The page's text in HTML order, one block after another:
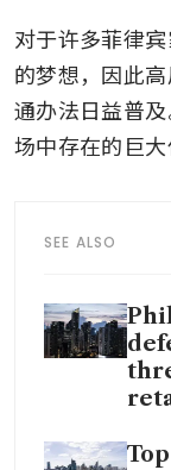
对于许多菲律
的梦想，因此
通办法日益普
场中存在的巨大
SEE ALSO